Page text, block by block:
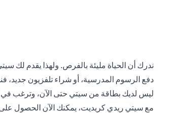
ندرك أن الحياة مليئة بالفرص. ولهذا يقدم لك
دفع الرسوم المدرسية، أو شراء تلفزيون جديد،
ليس لديك بطاقة من سيتي حتى الآن، وترغب في
مع سيتي ريدي كريديت، يمكنك الآن الحصول على النقد فورًا